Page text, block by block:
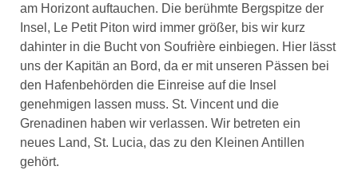
am Horizont auftauchen. Die berühmte Bergspitze der
Insel, Le Petit Piton wird immer größer, bis wir kurz
dahinter in die Bucht von Soufrière einbiegen. Hier lässt
uns der Kapitän an Bord, da er mit unseren Pässen bei
den Hafenbehörden die Einreise auf die Insel
genehmigen lassen muss. St. Vincent und die
Grenadinen haben wir verlassen. Wir betreten ein
neues Land, St. Lucia, das zu den Kleinen Antillen
gehört.